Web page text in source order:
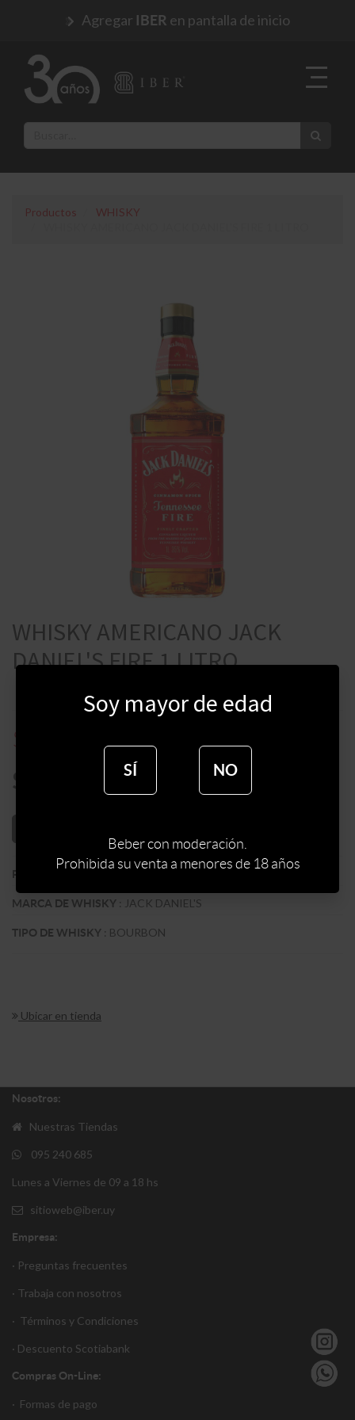
Agregar IBER en pantalla de inicio
Productos
WHISKY
WHISKY AMERICANO JACK
DANIEL'S FIRE 1 LITRO
$
$
PAIS
MARCA DE WHISKY : JACK DANIEL'S
TIPO DE WHISKY : BOURBON
Ubicar en tienda
Nosotros:
Nuestras Tiendas
095 240 685
Lunes a Viernes de 09 a 18 hs
sitioweb@iber.uy
Empresa:
· Preguntas frecuentes
· Trabaja con nosotros
· Términos y Condiciones
· Descuento Scotiabank
Compras On-Line:
· Formas de pago
Soy mayor de edad
SÍ NO
Beber con moderación.
Prohibida su venta a menores de 18 años